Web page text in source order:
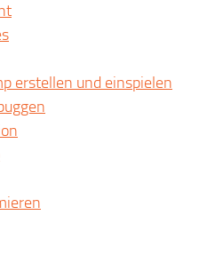
erstellen und einspielen